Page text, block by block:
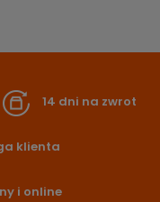
14 dni na zwrot
klienta
i online